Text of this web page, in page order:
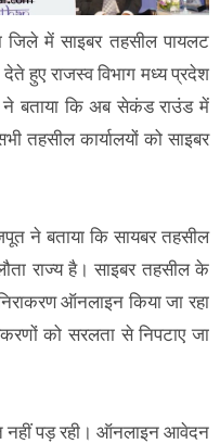
जिले में साइबर तहसील पायलट
हुए राजस्व विभाग मध्य प्रदेश
ने बताया कि अब सेकंड राउंड में
तहसील कार्यालयों को साइबर
ने बताया कि सायबर तहसील
राज्य है। साइबर तहसील के
ऑनलाइन किया जा रहा
को सरलता से निपटाए जा
पड़ रही। ऑनलाइन आवेदन